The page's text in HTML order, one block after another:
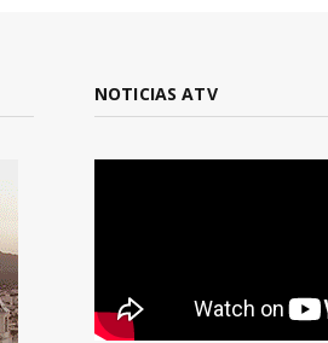
NOTICIAS ATV